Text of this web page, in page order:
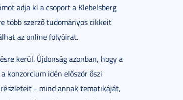
adja ki a csoport a Klebelsberg
több szerző tudományos cikkeit
az online folyóirat.
kerül. Újdonság azonban, hogy a
konzorcium idén először őszi
- mind annak tematikáját,